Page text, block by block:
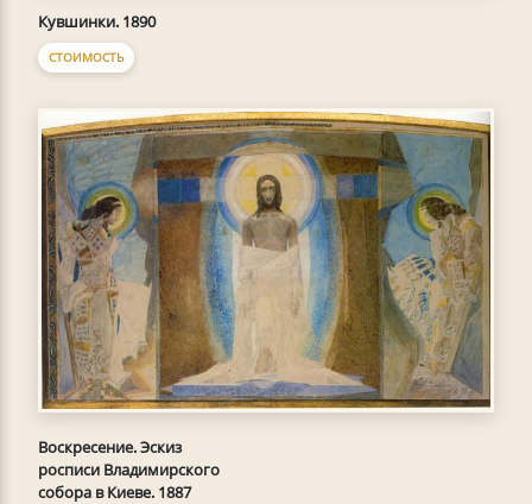
Кувшинки. 1890
СТОИМОСТЬ
Воскресение. Эскиз
росписи Владимирского
собора в Киеве. 1887